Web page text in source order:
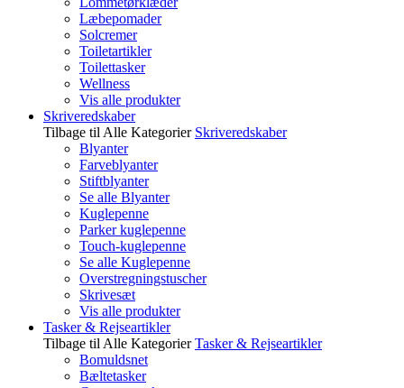
Læbepomader
Solcremer
Toiletartikler
Toilettasker
Wellness
Vis alle produkter
Skriveredskaber
Tilbage til Alle Kategorier Skriveredskaber
Blyanter
Farveblyanter
Stiftblyanter
Se alle Blyanter
Kuglepenne
Parker kuglepenne
Touch-kuglepenne
Se alle Kuglepenne
Overstregningstuscher
Skrivesæt
Vis alle produkter
Tasker & Rejseartikler
Tilbage til Alle Kategorier Tasker & Rejseartikler
Bomuldsnet
Bæltetasker